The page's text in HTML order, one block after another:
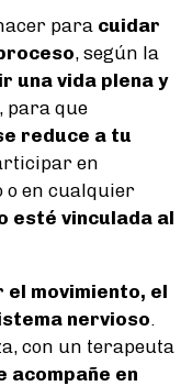
para cuidar
, según la
una vida plena y
, para que
reduce a tu
en
o en cualquier
esté vinculada al
movimiento, el
nervioso
con un terapeuta
acompañe en